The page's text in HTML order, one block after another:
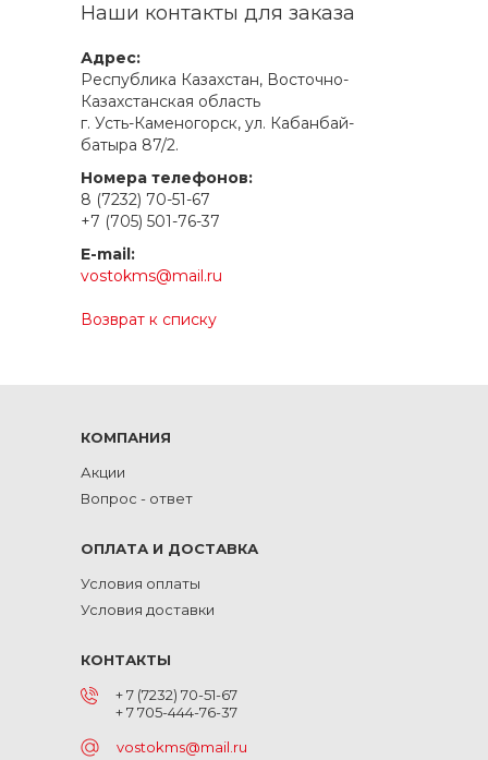
Наши контакты для заказа
Адрес:
Республика Казахстан, Восточно-
Казахстанская область
г. Усть-Каменогорск, ул. Кабанбай-
батыра 87/2.
Номера телефонов:
8 (7232) 70-51-67
+7 (705) 501-76-37
E-mail:
vostokms@mail.ru
Возврат к списку
КОМПАНИЯ
Акции
Вопрос - ответ
ОПЛАТА И ДОСТАВКА
Условия оплаты
Условия доставки
КОНТАКТЫ
+ 7 (7232) 70-51-67
+ 7 705-444-76-37
vostokms@mail.ru